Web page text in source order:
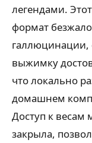
легендами.
формат
галлюцинации,
выжимку
что локально
домашнем
Доступ к
закрыла,